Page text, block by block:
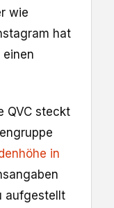
wie
hat
einen
QVC steckt
in
aufgestellt